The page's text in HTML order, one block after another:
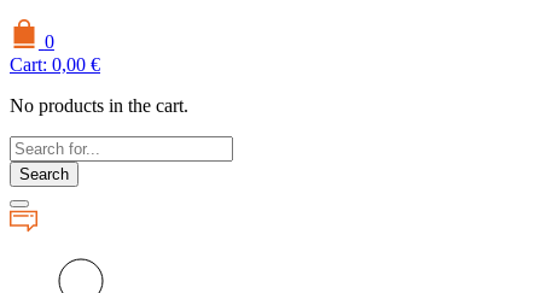
0
Cart: 0,00 €
No products in the cart.
Search